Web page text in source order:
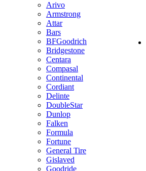
Arivo
Armstrong
Attar
Bars
BFGoodrich
Bridgestone
Centara
Compasal
Continental
Cordiant
Delinte
DoubleStar
Dunlop
Falken
Formula
Fortune
General Tire
Gislaved
Goodride